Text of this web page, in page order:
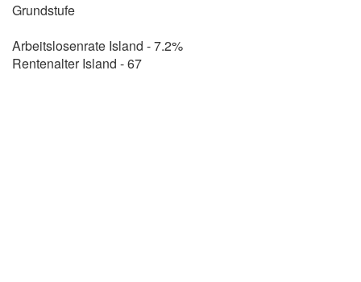
Grundstufe
Arbeitslosenrate Island - 7.2%
Rentenalter Island - 67